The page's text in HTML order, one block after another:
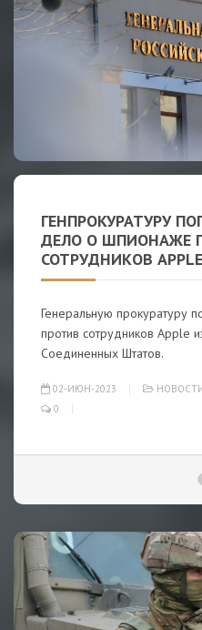
ГЕНПРОКУРАТУРУ
ДЕЛО О ШПИОНАЖЕ
СОТРУДНИКОВ APPLE
Генеральную прокуратуру
против сотрудников Apple
Соединенных Штатов.
02-ИЮН-2023
0